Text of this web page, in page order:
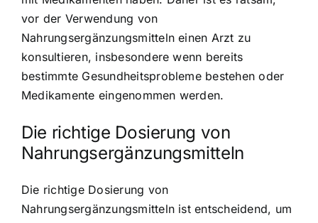
vor der Verwendung von
Nahrungsergänzungsmitteln einen Arzt zu
konsultieren, insbesondere wenn bereits
bestimmte Gesundheitsprobleme bestehen oder
Medikamente eingenommen werden.
Die richtige Dosierung von
Nahrungsergänzungsmitteln
Die richtige Dosierung von
Nahrungsergänzungsmitteln ist entscheidend, um